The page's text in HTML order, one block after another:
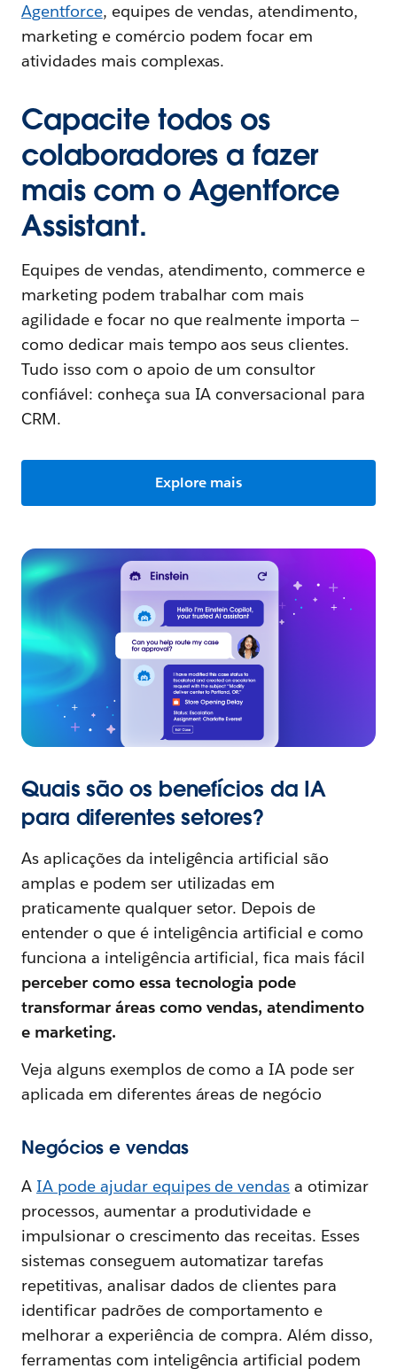
Agentforce, equipes de vendas, atendimento,
marketing e comércio podem focar em
atividades mais complexas.
Capacite todos os
colaboradores a fazer
mais com o Agentforce
Assistant.
Equipes de vendas, atendimento, commerce e
marketing podem trabalhar com mais
agilidade e focar no que realmente importa —
como dedicar mais tempo aos seus clientes.
Tudo isso com o apoio de um consultor
confiável: conheça sua IA conversacional para
CRM.
Explore mais
Quais são os benefícios da IA
para diferentes setores?
As aplicações da inteligência artificial são
amplas e podem ser utilizadas em
praticamente qualquer setor. Depois de
entender o que é inteligência artificial e como
funciona a inteligência artificial, fica mais fácil
perceber como essa tecnologia pode
transformar áreas como vendas, atendimento
e marketing.
Veja alguns exemplos de como a IA pode ser
aplicada em diferentes áreas de negócio
Negócios e vendas
A IA pode ajudar equipes de vendas a otimizar
processos, aumentar a produtividade e
impulsionar o crescimento das receitas. Esses
sistemas conseguem automatizar tarefas
repetitivas, analisar dados de clientes para
identificar padrões de comportamento e
melhorar a experiência de compra. Além disso,
ferramentas com inteligência artificial podem